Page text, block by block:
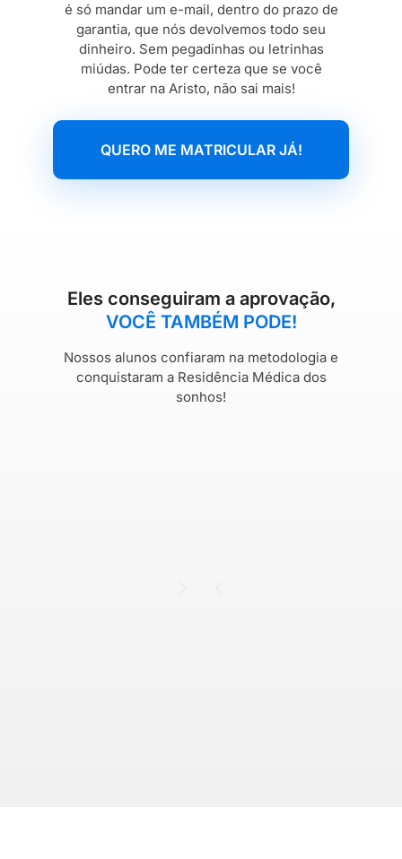
é só mandar um e-mail, dentro do prazo de
garantia, que nós devolvemos todo seu
dinheiro. Sem pegadinhas ou letrinhas
miúdas. Pode ter certeza que se você
entrar na Aristo, não sai mais!
QUERO ME MATRICULAR JÁ!
Eles conseguiram a aprovação,
VOCÊ TAMBÉM PODE!
Nossos alunos confiaram na metodologia e
conquistaram a Residência Médica dos
sonhos!